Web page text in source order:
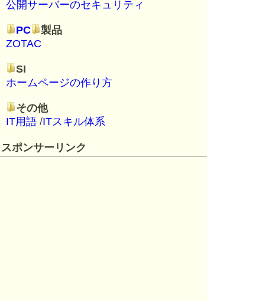
公開サーバーのセキュリティ
PC
製品
ZOTAC
SI
ホームページの作り方
その他
IT用語 /ITスキル体系
スポンサーリンク